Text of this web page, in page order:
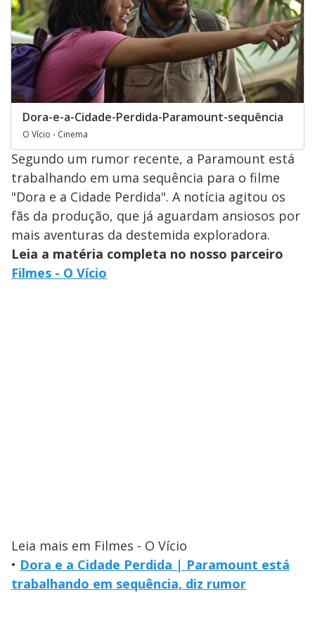
Dora-e-a-Cidade-Perdida-Paramount-sequência
O Vício - Cinema
Segundo um rumor recente, a Paramount está
trabalhando em uma sequência para o filme
"Dora e a Cidade Perdida". A notícia agitou os
fãs da produção, que já aguardam ansiosos por
mais aventuras da destemida exploradora.
Leia a matéria completa no nosso parceiro
Filmes - O Vício
Leia mais em Filmes - O Vício
• Dora e a Cidade Perdida | Paramount está
trabalhando em sequência, diz rumor